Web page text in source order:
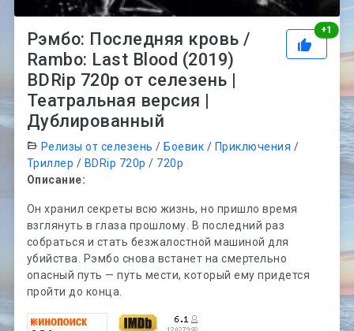
+1
Рэмбо: Последняя кровь /
Rambo: Last Blood (2019)
BDRip 720p от селезень |
Театральная версия |
Дублированный
Релизы от селезень / Боевик / Приключения /
Триллер / BDRip 720p / 720p
Описание:
Он хранил секреты всю жизнь, но пришло время
взглянуть в глаза прошлому. В последний раз
собраться и стать безжалостной машиной для
убийства. Рэмбо снова встанет на смертельно
опасный путь — путь мести, который ему придется
пройти до конца.